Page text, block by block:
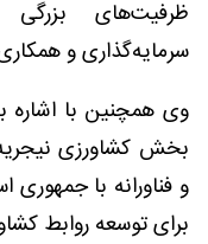
ظرفیت‌های
سرمایه‌گذاری و
بخش کشاورزی
و فناورانه با
برای توسعه روابط